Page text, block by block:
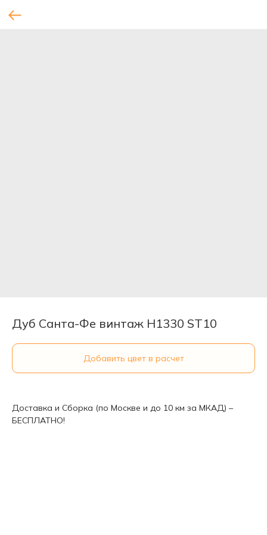
Дуб Санта-Фе винтаж H1330 ST10
Добавить цвет в расчет
Доставка и Сборка (по Москве и до 10 км за МКАД) –
БЕСПЛАТНО!